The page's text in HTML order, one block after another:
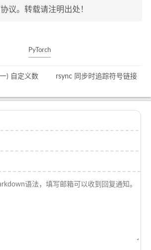
议。转载请注明出处！
PyTorch
) 自定义数
rsync 同步时追踪符号链接